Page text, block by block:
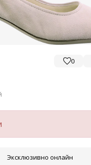
0
Эксклюзивно онлайн